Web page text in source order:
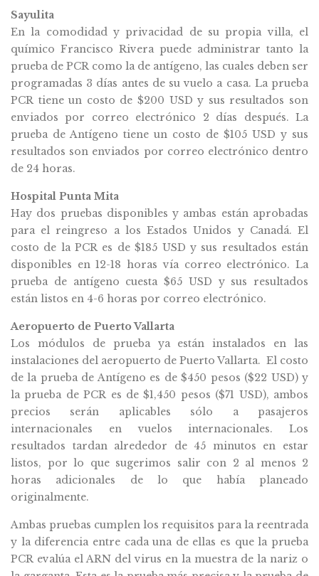
Sayulita
En la comodidad y privacidad de su propia villa, el
químico Francisco Rivera puede administrar tanto la
prueba de PCR como la de antígeno, las cuales deben ser
programadas 3 días antes de su vuelo a casa. La prueba
PCR tiene un costo de $200 USD y sus resultados son
enviados por correo electrónico 2 días después. La
prueba de Antígeno tiene un costo de $105 USD y sus
resultados son enviados por correo electrónico dentro
de 24 horas.
Hospital Punta Mita
Hay dos pruebas disponibles y ambas están aprobadas
para el reingreso a los Estados Unidos y Canadá. El
costo de la PCR es de $185 USD y sus resultados están
disponibles en 12-18 horas vía correo electrónico. La
prueba de antígeno cuesta $65 USD y sus resultados
están listos en 4-6 horas por correo electrónico.
Aeropuerto de Puerto Vallarta
Los módulos de prueba ya están instalados en las
instalaciones del aeropuerto de Puerto Vallarta. El costo
de la prueba de Antígeno es de $450 pesos ($22 USD) y
la prueba de PCR es de $1,450 pesos ($71 USD), ambos
precios serán aplicables sólo a pasajeros
internacionales en vuelos internacionales. Los
resultados tardan alrededor de 45 minutos en estar
listos, por lo que sugerimos salir con 2 al menos 2
horas adicionales de lo que había planeado
originalmente.
Ambas pruebas cumplen los requisitos para la reentrada
y la diferencia entre cada una de ellas es que la prueba
PCR evalúa el ARN del virus en la muestra de la nariz o